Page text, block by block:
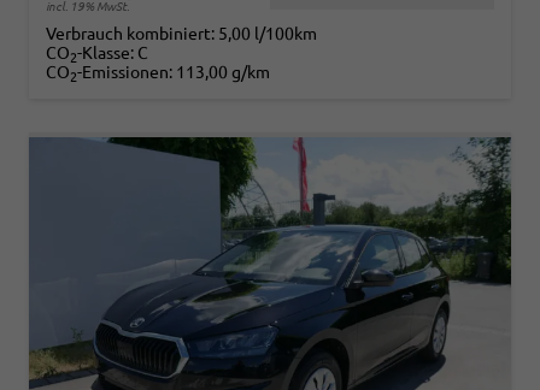
incl. 19% MwSt.
Verbrauch kombiniert: 5,00 l/100km
CO2-Klasse: C
CO2-Emissionen: 113,00 g/km